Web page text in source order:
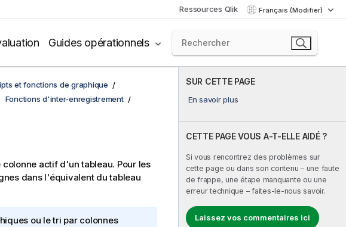
Ressources Qlik Français (Modifier)
Guides opérationnels
SUR CETTE PAGE
En savoir plus
CETTE PAGE VOUS A-T-ELLE AIDÉ ?
Si vous rencontrez des problèmes sur
cette page ou dans son contenu – une faute
de frappe, une étape manquante ou une
erreur technique – faites-le-nous savoir.
Laissez vos commentaires ici
et fonctions de graphique
Fonctions d'inter-enregistrement
actif d'un tableau. Pour les
dans l'équivalent du tableau
ou le tri par colonnes